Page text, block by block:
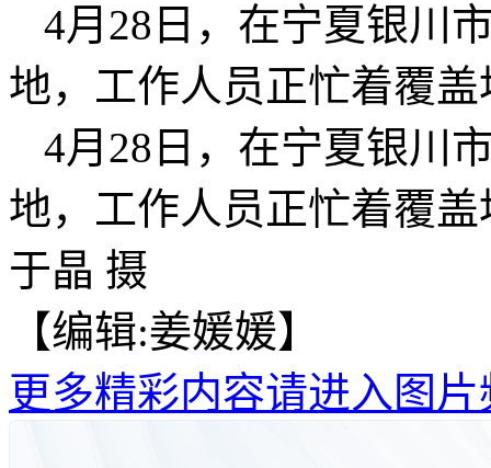
4月28日，在宁夏银川
地，工作人员正忙着覆盖
4月28日，在宁夏银川
地，工作人员正忙着覆
于晶 摄
【编辑:姜媛媛】
更多精彩内容请进入图片